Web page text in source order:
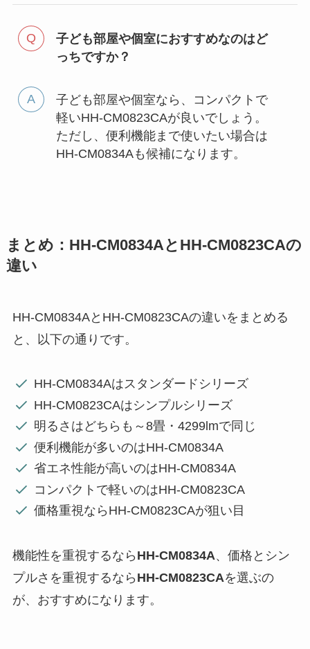
子ども部屋や個室におすすめなのはど
っちですか？
子ども部屋や個室なら、コンパクトで
軽いHH-CM0823CAが良いでしょう。
ただし、便利機能まで使いたい場合は
HH-CM0834Aも候補になります。
まとめ：HH-CM0834AとHH-CM0823CAの
違い
HH-CM0834AとHH-CM0823CAの違いをまとめる
と、以下の通りです。
HH-CM0834Aはスタンダードシリーズ
HH-CM0823CAはシンプルシリーズ
明るさはどちらも～8畳・4299lmで同じ
便利機能が多いのはHH-CM0834A
省エネ性能が高いのはHH-CM0834A
コンパクトで軽いのはHH-CM0823CA
価格重視ならHH-CM0823CAが狙い目
機能性を重視するなら HH-CM0834A、価格とシン
プルさを重視するなら HH-CM0823CAを選ぶの
が、おすすめになります。